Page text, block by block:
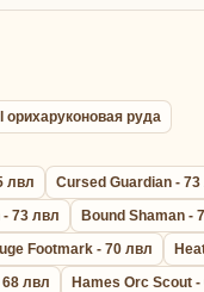
руда
лвл
Cursed Guardian - 73
73 лвл
Bound Shaman -
Footmark - 70 лвл
лвл Hames Orc Scout -